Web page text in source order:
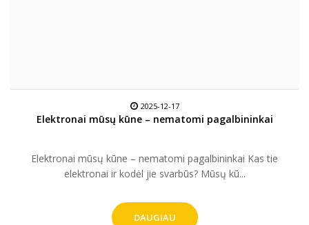
2025-12-17
Elektronai mūsų kūne – nematomi pagalbininkai
Elektronai mūsų kūne – nematomi pagalbininkai Kas tie
elektronai ir kodėl jie svarbūs? Mūsų kū...
DAUGIAU